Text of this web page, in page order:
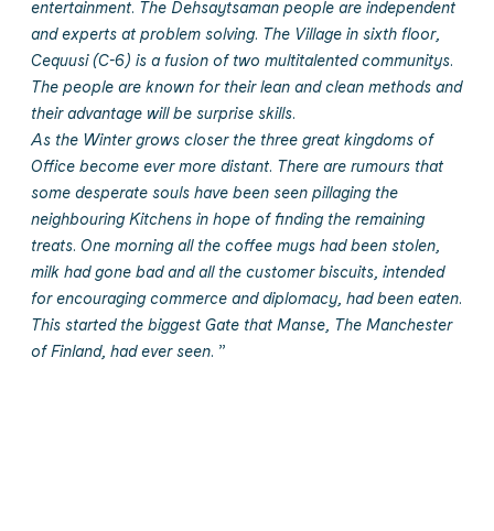
entertainment. The Dehsaytsaman people are independent
and experts at problem solving. The Village in sixth floor,
Cequusi (C-6) is a fusion of two multitalented communitys.
The people are known for their lean and clean methods and
their advantage will be surprise skills.
As the Winter grows closer the three great kingdoms of
Office become ever more distant. There are rumours that
some desperate souls have been seen pillaging the
neighbouring Kitchens in hope of finding the remaining
treats. One morning all the coffee mugs had been stolen,
milk had gone bad and all the customer biscuits, intended
for encouraging commerce and diplomacy, had been eaten.
This started the biggest Gate that Manse, The Manchester
of Finland, had ever seen. ”